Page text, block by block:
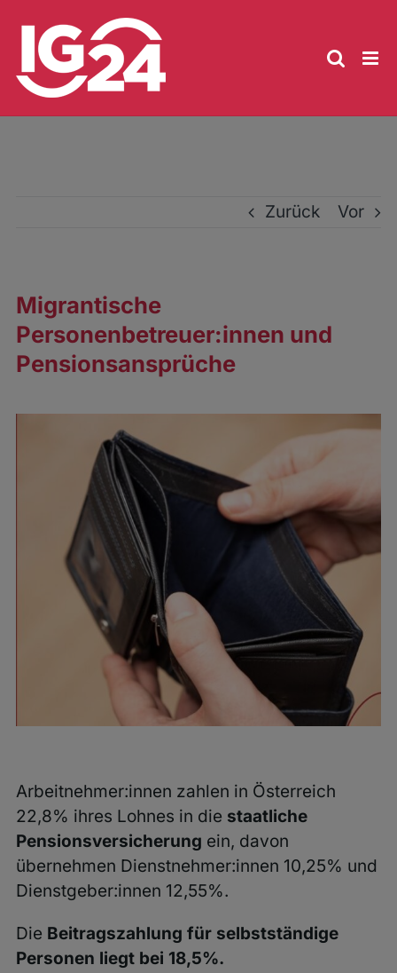
Inhalt
springen
Zurück Vor
Migrantische
Personenbetreuer:innen und
Pensionsansprüche
Arbeitnehmer:innen zahlen in Österreich
22,8% ihres Lohnes in die staatliche
Pensionsversicherung ein, davon
übernehmen Dienstnehmer:innen 10,25% und
Dienstgeber:innen 12,55%.
Die Beitragszahlung für selbstständige
Personen liegt bei 18,5%.